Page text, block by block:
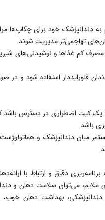
به دندانپزشک خود برای چکاپ‌ها
تهاجمی‌تر مدیریت شوند.
مصرف کم غذاها و نوشیدنی‌های
فلورایددار استفاده شود و در
کیت اضطراری در دسترس باشد که
باشد.
میان دندانپزشک و
دقیق و ارتباط با
ملایم، می‌توان سلامت دهان و
بهداشت دهان خوب،